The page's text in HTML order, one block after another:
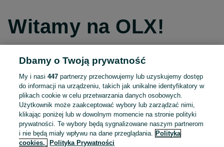
Witamy na OLX!
Kontynuuj przez Facebooka
Kontynuuj przez konto Apple
Kontynuuj przez konto Google
Dbamy o Twoją prywatność
My i nasi447 partnerzy przechowujemy lub uzyskujemy dostęp
do informacji na urządzeniu, takich jak unikalne identyfikatory w
plikach cookie w celu przetwarzania danych osobowych.
Użytkownik może zaakceptować wybory lub zarządzać nimi,
klikając poniżej lub w dowolnym momencie na stronie polityki
prywatności. Te wybory będą sygnalizowane naszym partnerom
i nie będą miały wpływu na dane przeglądania.
Polityka
cookies,
Polityka Prywatności